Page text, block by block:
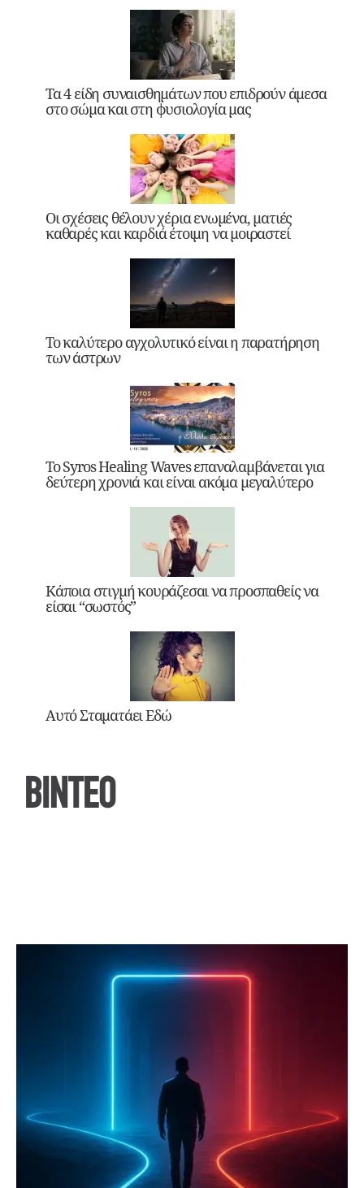
Τα 4 είδη συναισθημάτων που επιδρούν άμεσα
στο σώμα και στη φυσιολογία μας
Οι σχέσεις θέλουν χέρια ενωμένα, ματιές
καθαρές και καρδιά έτοιμη να μοιραστεί
Το καλύτερο αγχολυτικό είναι η παρατήρηση
των άστρων
Το Syros Healing Waves επαναλαμβάνεται για
δεύτερη χρονιά και είναι ακόμα μεγαλύτερο
Κάποια στιγμή κουράζεσαι να προσπαθείς να
είσαι “σωστός”
Αυτό Σταματάει Εδώ
ΒΙΝΤΕΟ